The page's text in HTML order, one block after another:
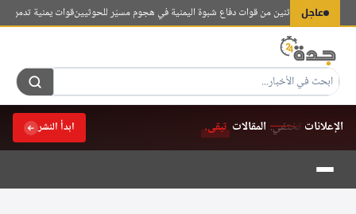
عاجل
عسكريين اثنين من قوات دفاع شبوة اليمنية في هجوم مسيّر للحوثيينقوات يمنية تدمر
الإعلانات تختفي.المقالات تبقى. ابدأ النشر
التجاوز
المحتوى